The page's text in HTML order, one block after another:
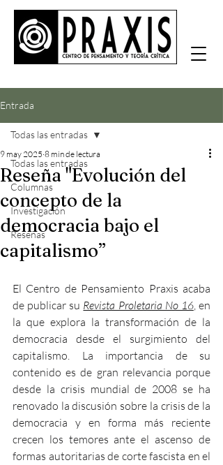
Entrada
Todas las entradas
Columnas
Investigación
Reseñas
Todas las entradas
Reseña "Evolución del
concepto de la
democracia bajo el
capitalismo”
9 may 2025 8 min de lectura
El Centro de Pensamiento Praxis acaba
de publicar su Revista Proletaria No 16, en
la que explora la transformación de la
democracia desde el surgimiento del
capitalismo. La importancia de su
contenido es de gran relevancia porque
desde la crisis mundial de 2008 se ha
renovado la discusión sobre la crisis de la
democracia y en forma más reciente
crecen los temores ante el ascenso de
formas autoritarias de corte fascista en el